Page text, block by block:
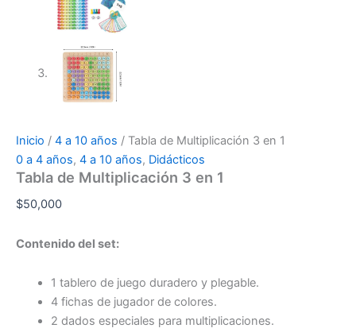
Inicio / 4 a 10 años / Tabla de Multiplicación 3 en 1
0 a 4 años, 4 a 10 años, Didácticos
Tabla de Multiplicación 3 en 1
$50,000
Contenido del set:
1 tablero de juego duradero y plegable.
4 fichas de jugador de colores.
2 dados especiales para multiplicaciones.